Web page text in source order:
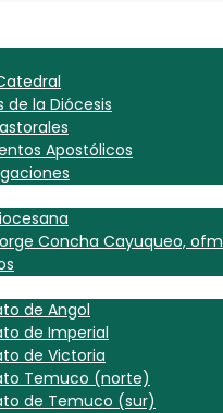
de la Diócesis
Apostólicos
Concha Cayuqueo, ofm
de Angol
de Imperial
de Victoria
Temuco (norte)
de Temuco (sur)